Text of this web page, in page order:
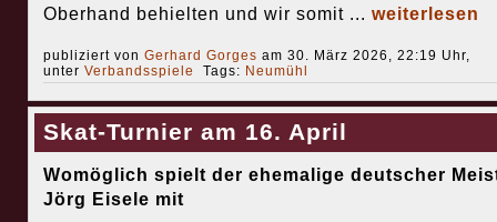
Oberhand behielten und wir somit ... weiterlesen
publiziert von Gerhard Gorges am 30. März 2026, 22:19 Uhr,
unter Verbandsspiele Tags: Neumühl
Skat-Turnier am 16. April
Womöglich spielt der ehemalige deutscher
Jörg Eisele mit